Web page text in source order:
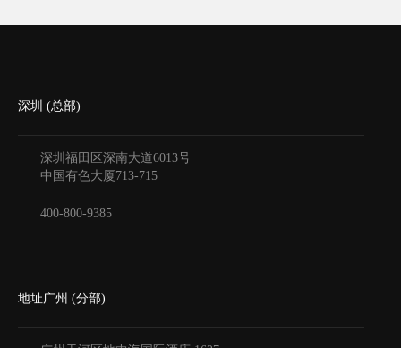
深圳 (总部)
深圳福田区深南大道6013号
中国有色大厦713-715
400-800-9385
地址广州 (分部)